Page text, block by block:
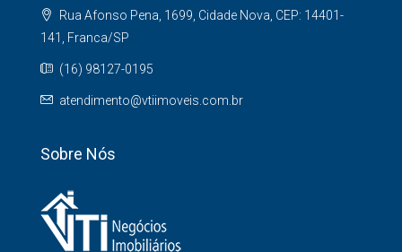
Rua Afonso Pena, 1699, Cidade Nova, CEP: 14401-
141, Franca/SP
(16) 98127-0195
atendimento@vtiimoveis.com.br
Sobre Nós